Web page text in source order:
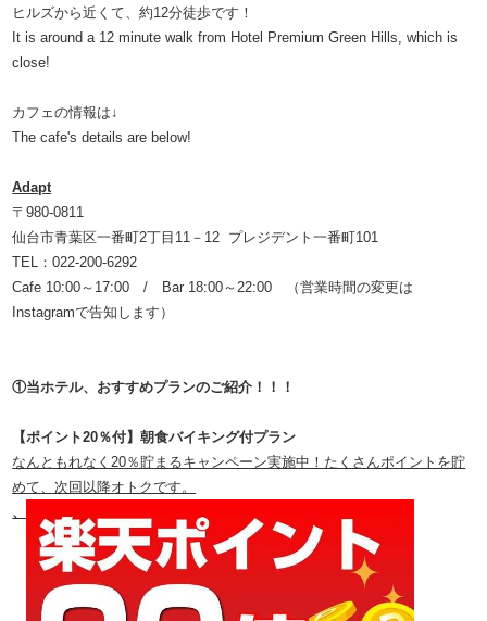
ヒルズから近くて、約12分徒歩です！
It is around a 12 minute walk from Hotel Premium Green Hills, which is
close!
カフェの情報は↓
The cafe's details are below!
Adapt
〒980‐0811
仙台市青葉区一番町2丁目11－12 プレジデント一番町101
TEL：022‐200‐6292
Cafe 10:00～17:00 / Bar 18:00～22:00 （営業時間の変更は
Instagramで告知します）
①当ホテル、おすすめプランのご紹介！！！
【ポイント20％付】朝食バイキング付プラン
なんともれなく20％貯まるキャンペーン実施中！たくさんポイントを貯
めて、次回以降オトクです。
、